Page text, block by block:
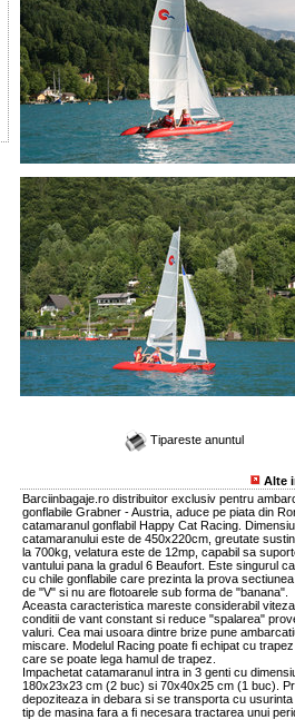
Tipareste anuntul
Alte
Barciinbagaje.ro distribuitor exclusiv pentru
gonflabile Grabner - Austria, aduce pe piata din
catamaranul gonflabil Happy Cat Racing.
catamaranului este de 450x220cm, greutate
la 700kg, velatura este de 12mp, capabil sa
vantului pana la gradul 6 Beaufort. Este singurul
cu chile gonflabile care prezinta la prova
de "V" si nu are flotoarele sub forma de "banana".
Aceasta caracteristica mareste considerabil
conditii de vant constant si reduce "spalarea"
valuri. Cea mai usoara dintre brize pune
miscare. Modelul Racing poate fi echipat cu
care se poate lega hamul de trapez.
Impachetat catamaranul intra in 3 genti cu
180x23x23 cm (2 buc) si 70x40x25 cm (1 buc).
depoziteaza in debara si se transporta cu
tip de masina fara a fi necesara tractarea unui